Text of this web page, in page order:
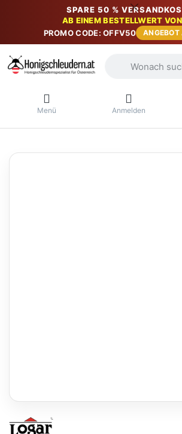
SPARE 50 %
AB EINEM BESTELLWERT
PROMO CODE: OFFV50
ANGEBOT
Menü Anmelden